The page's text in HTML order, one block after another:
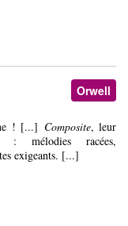
Orwell
! [...] Composite, leur
: mélodies racées,
exigeants. [...]